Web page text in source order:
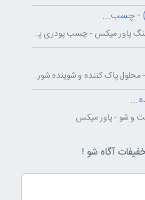
چسب مخصوص آجر . کاشی . سرامیک و سنگ پاور میکس - چسب پودری پاورمیکس - چسب...
محلول ضد شوره و ضد سیمان پاور میکس - محلول پاک کننده و شوینده شوره و سیمان...
و شو - پاور میکس
آگاه شو !